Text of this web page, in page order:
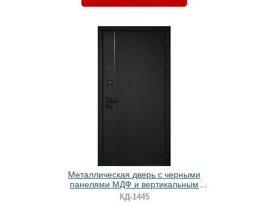
Металлическая дверь с черными
панелями МДФ и вертикальным
молдингом
КД-1445